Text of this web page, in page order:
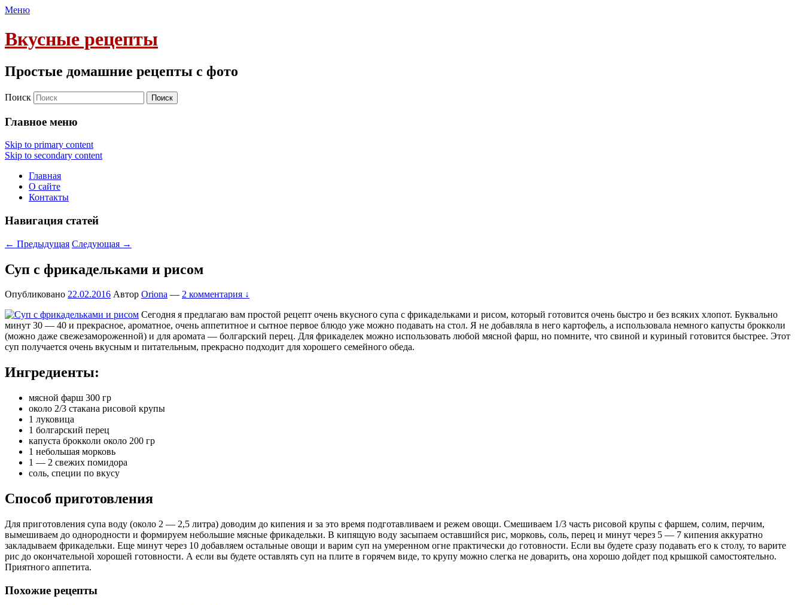
Меню
Вкусные рецепты
Простые домашние рецепты с фото
Поиск
Главное меню
Skip to primary content
Skip to secondary content
Главная
О сайте
Контакты
Навигация статей
← Предыдущая Следующая →
Суп с фрикадельками и рисом
Опубликовано 22.02.2016 Автор Oriona — 2 комментария ↓
Сегодня я предлагаю вам простой рецепт очень вкусного супа с фрикадельками и рисом, который готовится очень быстро и без всяких хлопот. Буквально
минут 30 — 40 и прекрасное, ароматное, очень аппетитное и сытное первое блюдо уже можно подавать на стол. Я не добавляла в него картофель, а использовала немного капусты брокколи
(можно даже свежезамороженной) и для аромата — болгарский перец. Для фрикаделек можно использовать любой мясной фарш, но помните, что свиной и куриный готовится быстрее. Этот
суп получается очень вкусным и питательным, прекрасно подходит для хорошего семейного обеда.
Ингредиенты:
мясной фарш 300 гр
около 2/3 стакана рисовой крупы
1 луковица
1 болгарский перец
капуста брокколи около 200 гр
1 небольшая морковь
1 — 2 свежих помидора
соль, специи по вкусу
Способ приготовления
Для приготовления супа воду (около 2 — 2,5 литра) доводим до кипения и за это время подготавливаем и режем овощи. Смешиваем 1/3 часть рисовой крупы с фаршем, солим, перчим,
вымешиваем до однородности и формируем небольшие мясные фрикадельки. В кипящую воду засыпаем оставшийся рис, морковь, соль, перец и минут через 5 — 7 кипения аккуратно
закладываем фрикадельки. Еще минут через 10 добавляем остальные овощи и варим суп на умеренном огне практически до готовности. Если вы будете сразу подавать его к столу, то варите
рис до окончательной хорошей готовности. А если вы будете оставлять суп на плите в горячем виде, то крупу можно слегка не доварить, она хорошо дойдет под крышкой самостоятельно.
Приятного аппетита.
Похожие рецепты